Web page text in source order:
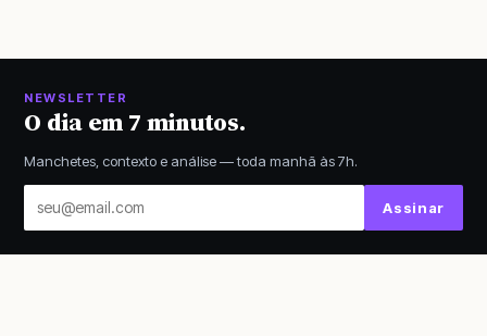
NEWSLETTER
O dia em 7 minutos.
Manchetes, contexto e análise — toda manhã às 7h.
Assinar